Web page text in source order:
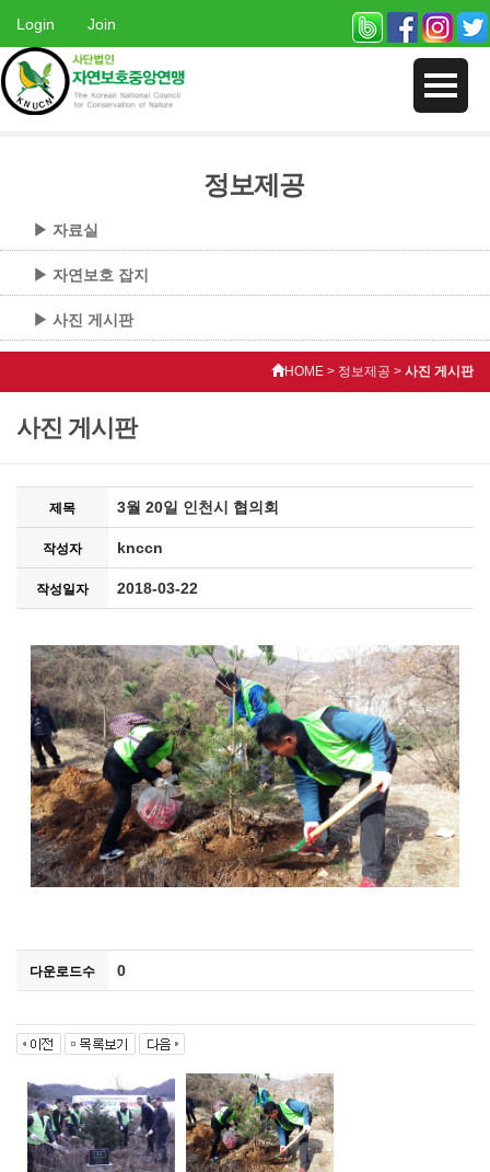
Login Join
정보제공
▶ 자료실
▶ 자연보호 잡지
▶ 사진 게시판
HOME > 정보제공 > 사진 게시판
사진 게시판
제목 3월 20일 인천시 협의회
작성자 knccn
작성일자 2018-03-22
다운로드수 0